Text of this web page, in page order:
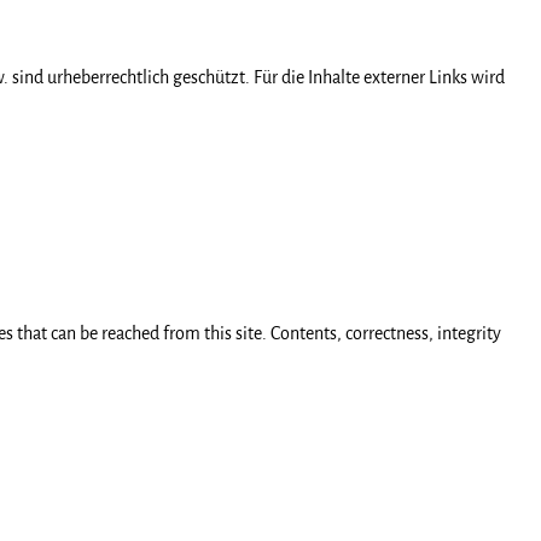
urheberrechtlich geschützt. Für die Inhalte externer Links wird
that can be reached from this site. Contents, correctness, integrity